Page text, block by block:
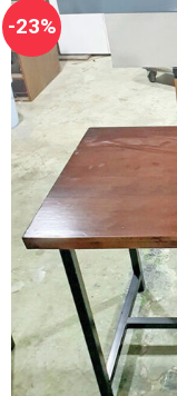
-23%